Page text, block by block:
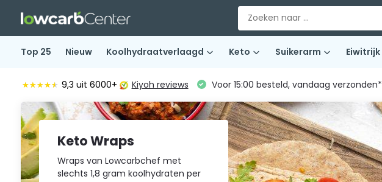
Top 25 Nieuw Koolhydraatverlaagd Keto Suikerarm Eiwitrijk
★★★★★
★★★★★ 9,3 uit 6000+ Kiyoh reviews Voor 15:00 besteld, vandaag verzonden*
Keto Wraps
Wraps van Lowcarbchef met
slechts 1,8 gram koolhydraten per